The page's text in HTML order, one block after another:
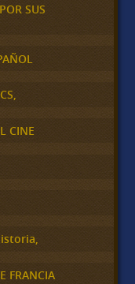
SUS
CINE
FRANCIA